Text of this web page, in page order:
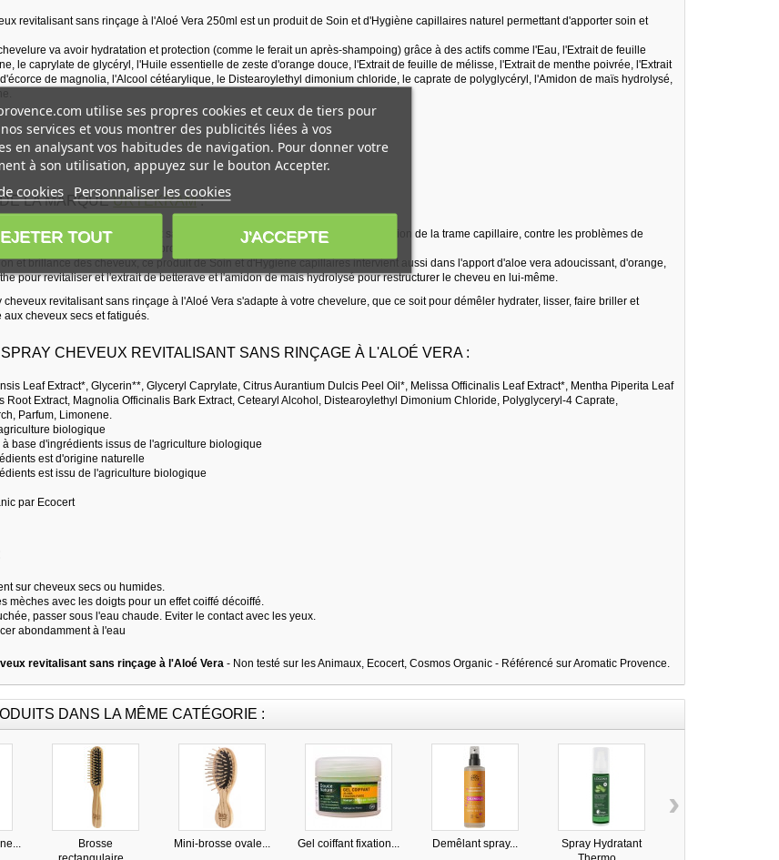
revitalisant sans rinçage à l'Aloé Vera 250ml est un produit de Soin et d'Hygiène capillaires naturel permettant d'apporter soin et
va avoir hydratation et protection (comme le ferait un après-shampoing) grâce à des actifs comme l'Eau, l'Extrait de feuille
le caprylate de glycéryl, l'Huile essentielle de zeste d'orange douce, l'Extrait de feuille de mélisse, l'Extrait de menthe poivrée, l'Extrait
de magnolia, l'Alcool cétéarylique, le Distearoylethyl dimonium chloride, le caprate de polyglycéryl, l'Amidon de maïs hydrolysé,
LA MARQUEURTEKRAM:
ses actifs, le spray revitalisant sans rinçage agit sur la vitalité et la restructuration de la trame capillaire, contre les problèmes de
cheveux ternes et contre les problèmes de fatigue capillaire.
et brillance des cheveux, ce produit de Soin et d'Hygiène capillaires intervient aussi dans l'apport d'aloe vera adoucissant, d'orange,
pour revitaliser et l'extrait de betterave et l'amidon de mais hydrolysé pour restructurer le cheveu en lui-même.
cheveux revitalisant sans rinçage à l'Aloé Vera s'adapte à votre chevelure, que ce soit pour démêler hydrater, lisser, faire briller et
cheveux secs et fatigués.
CHEVEUX REVITALISANT SANS RINÇAGE À L'ALOÉ VERA :
Leaf Extract*, Glycerin**, Glyceryl Caprylate, Citrus Aurantium Dulcis Peel Oil*, Melissa Officinalis Leaf Extract*, Mentha Piperita Leaf
Root Extract, Magnolia Officinalis Bark Extract, Cetearyl Alcohol, Distearoylethyl Dimonium Chloride, Polyglyceryl-4 Caprate,
Parfum, Limonene.
biologique
base d'ingrédients issus de l'agriculture biologique
est d'origine naturelle
est issu de l'agriculture biologique
par Ecocert
sur cheveux secs ou humides.
mèches avec les doigts pour un effet coiffé décoiffé.
passer sous l'eau chaude. Eviter le contact avec les yeux.
abondamment à l'eau
revitalisant sans rinçage à l'Aloé Vera- Non testé sur les Animaux, Ecocert, Cosmos Organic - Référencé sur Aromatic Provence.
DANS LA MÊME CATÉGORIE :
Brosse
Mini-brosse ovale... Gel coiffant fixation... Demêlant spray...
Spray Hydratant
›
utilise ses propres cookies et ceux de tiers pour
services et vous montrer des publicités liées à vos
en analysant vos habitudes de navigation. Pour donner votre
à son utilisation, appuyez sur le bouton Accepter.
cookies Personnaliser les cookies
TOUT J'ACCEPTE